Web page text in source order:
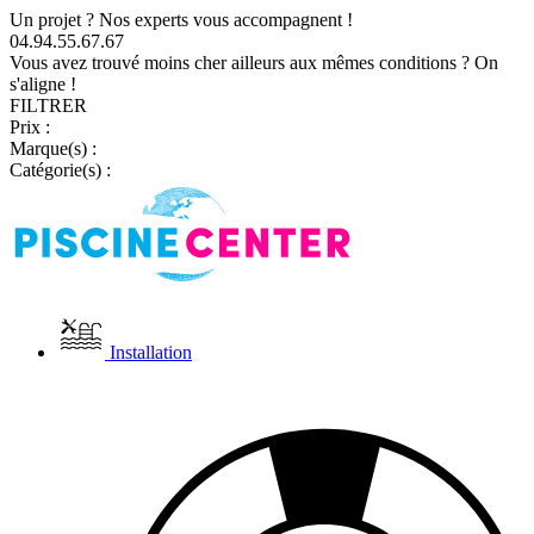
Un projet ? Nos experts vous accompagnent !
04.94.55.67.67
Vous avez trouvé moins cher ailleurs aux mêmes conditions ? On
s'aligne !
FILTRER
Prix :
Marque(s) :
Catégorie(s) :
Installation